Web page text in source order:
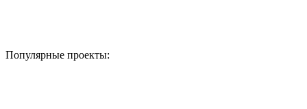
Популярные проекты: